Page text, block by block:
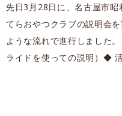
先日3月28日に、名古屋市
てらおやつクラブの説明会
ような流れで進行しました
ライドを使っての説明）◆